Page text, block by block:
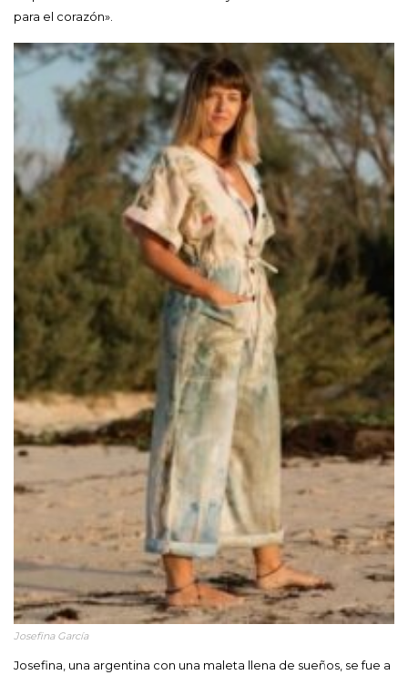
para el corazón».
Josefina García
Josefina, una argentina con una maleta llena de sueños, se fue a